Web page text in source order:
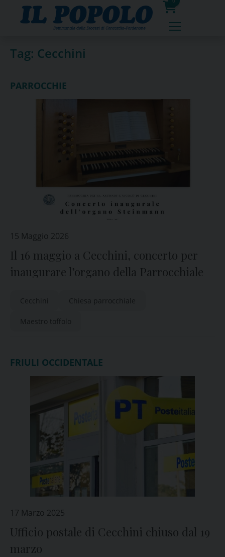
0
prodotti
Tag: Cecchini
PARROCCHIE
15 Maggio 2026
Il 16 maggio a Cecchini, concerto per
inaugurare l’organo della Parrocchiale
Cecchini Chiesa parrocchiale
Maestro toffolo
FRIULI OCCIDENTALE
17 Marzo 2025
Ufficio postale di Cecchini chiuso dal 19
marzo